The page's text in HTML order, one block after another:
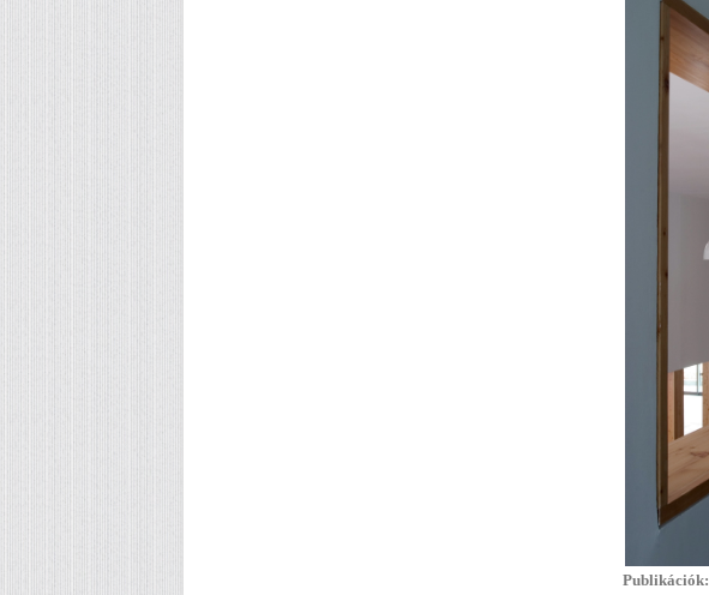
Publikációk: